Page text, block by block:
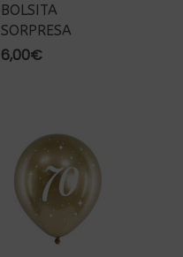
BOLSITA
SORPRESA
6,00€